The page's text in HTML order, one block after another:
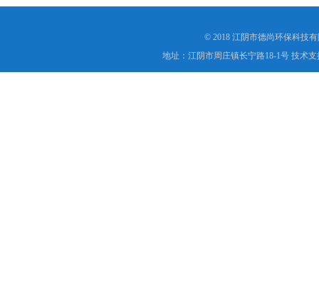
© 2018 江阴市德尚环保科技
地址：江阴市周庄镇长宁路18-1号 技术